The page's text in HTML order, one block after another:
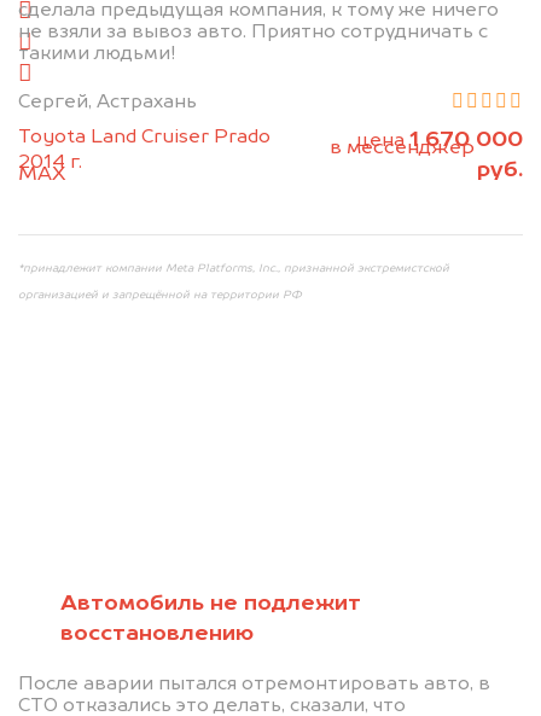
сделала предыдущая компания, к тому же ничего
не взяли за вывоз авто. Приятно сотрудничать с
такими людьми!
Сергей, Астрахань
Toyota Land Cruiser Prado
2014 г.
цена1 670 000
руб.
Автомобиль не подлежит
восстановлению
После аварии пытался отремонтировать авто, в
СТО отказались это делать, сказали, что
слева
справа
+79584983298 по WhatsApp*, в мессенджер
MAX
*принадлежит компании Meta Platforms, Inc., признанной экстремистской
организацией и запрещённой на территории РФ
БЕСПЛАТНО
разборку.